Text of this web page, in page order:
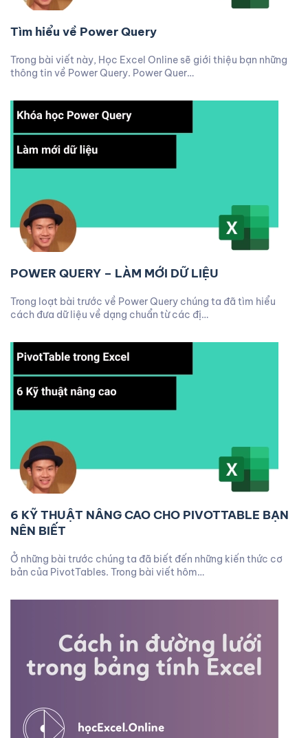
Tìm hiểu về Power Query
Trong bài viết này, Học Excel Online sẽ giới thiệu bạn những
thông tin về Power Query. Power Quer…
POWER QUERY – LÀM MỚI DỮ LIỆU
Trong loạt bài trước về Power Query chúng ta đã tìm hiểu
cách đưa dữ liệu về dạng chuẩn từ các đị…
6 KỸ THUẬT NÂNG CAO CHO PIVOTTABLE BẠN
NÊN BIẾT
Ở những bài trước chúng ta đã biết đến những kiến thức cơ
bản của PivotTables. Trong bài viết hôm…